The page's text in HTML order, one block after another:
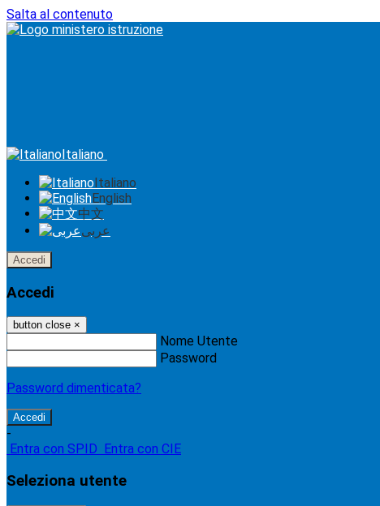
Salta al contenuto
Italiano
Italiano
English
中文
عربى
Accedi
Accedi
button close ×
Nome Utente
Password
Password dimenticata?
-
Entra con SPID
Entra con CIE
Seleziona utente